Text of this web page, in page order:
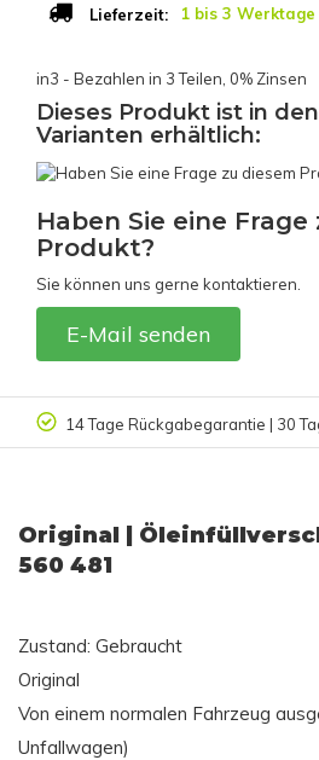
Lieferzeit:
1 bis 3 Werktage
in3 - Bezahlen in 3 Teilen, 0% Zinsen
Dieses Produkt ist in
Varianten erhältlich:
Haben Sie eine Frage
Produkt?
Sie können uns gerne kontaktieren.
E-Mail senden
14 Tage Rückgabegarantie | 30
Original |
560 481
Zustand: Gebraucht
Original
Von einem normalen Fahrzeug
Unfallwagen)